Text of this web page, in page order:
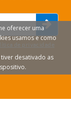
de privacidade
oferecer uma
usamos e como
desativado as